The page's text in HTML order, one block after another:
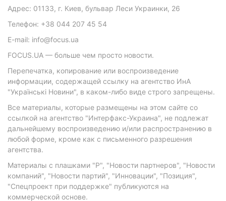
Адрес: 01133, г. Киев, бульвар Леси Украинки, 26
Телефон: +38 044 207 45 54
E-mail: info@focus.ua
FOCUS.UA — больше чем просто новости.
Перепечатка, копирование или воспроизведение
информации, содержащей ссылку на агентство ИнА
"Українські Новини", в каком-либо виде строго запрещены.
Все материалы, которые размещены на этом сайте со
ссылкой на агентство "Интерфакс-Украина", не подлежат
дальнейшему воспроизведению и/или распространению в
любой форме, кроме как с письменного разрешения
агентства.
Материалы с плашками "Р", "Новости партнеров", "Новости
компаний", "Новости партий", "Инновации", "Позиция",
"Спецпроект при поддержке" публикуются на
коммерческой основе.